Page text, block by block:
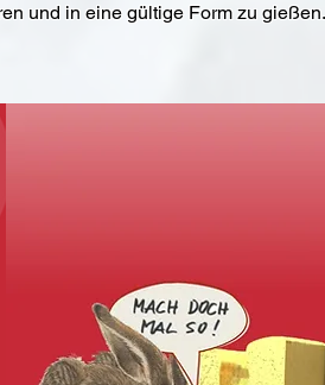
und in eine gültige Form zu gießen.